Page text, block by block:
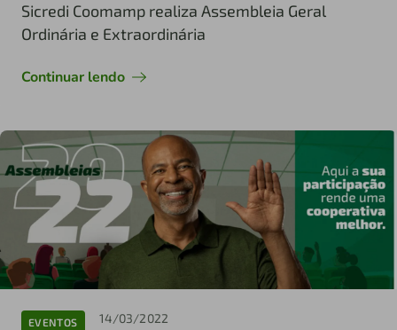
Sicredi Coomamp realiza Assembleia Geral
Ordinária e Extraordinária
Continuar lendo
EVENTOS 14/03/2022